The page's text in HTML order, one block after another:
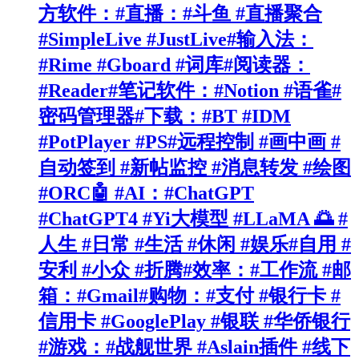
方软件：#直播：#斗鱼 #直播聚合
#SimpleLive #JustLive#输入法：
#Rime #Gboard #词库#阅读器：
#Reader#笔记软件：#Notion #语雀#
密码管理器#下载：#BT #IDM
#PotPlayer #PS#远程控制 #画中画 #
自动签到 #新帖监控 #消息转发 #绘图
#ORC🤖 #AI：#ChatGPT
#ChatGPT4 #Yi大模型 #LLaMA 🌅 #
人生 #日常 #生活 #休闲 #娱乐#自用 #
安利 #小众 #折腾#效率：#工作流 #邮
箱：#Gmail#购物：#支付 #银行卡 #
信用卡 #GooglePlay #银联 #华侨银行
#游戏：#战舰世界 #Aslain插件 #线下